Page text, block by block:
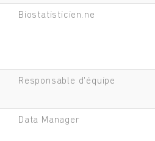
Biostatisticien.ne
Responsable d'équipe
Data Manager